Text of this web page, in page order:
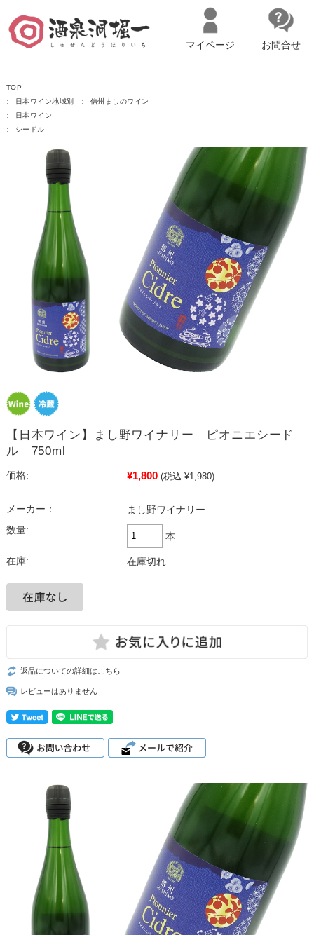
マイページ お問合せ
TOP
日本ワイン地域別
信州ましのワイン
日本ワイン
シードル
【日本ワイン】まし野ワイナリー ピオニエシード
ル 750ml
価格: ¥1,800 (税込 ¥1,980)
メーカー：
まし野ワイナリー
数量:
本
在庫: 在庫切れ
返品についての詳細はこちら
レビューはありません